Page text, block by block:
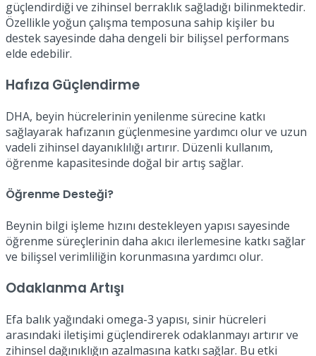
güçlendirdiği ve zihinsel berraklık sağladığı bilinmektedir.
Özellikle yoğun çalışma temposuna sahip kişiler bu
destek sayesinde daha dengeli bir bilişsel performans
elde edebilir.
Hafıza Güçlendirme
DHA, beyin hücrelerinin yenilenme sürecine katkı
sağlayarak hafızanın güçlenmesine yardımcı olur ve uzun
vadeli zihinsel dayanıklılığı artırır. Düzenli kullanım,
öğrenme kapasitesinde doğal bir artış sağlar.
Öğrenme Desteği?
Beynin bilgi işleme hızını destekleyen yapısı sayesinde
öğrenme süreçlerinin daha akıcı ilerlemesine katkı sağlar
ve bilişsel verimliliğin korunmasına yardımcı olur.
Odaklanma Artışı
Efa balık yağındaki omega-3 yapısı, sinir hücreleri
arasındaki iletişimi güçlendirerek odaklanmayı artırır ve
zihinsel dağınıklığın azalmasına katkı sağlar. Bu etki